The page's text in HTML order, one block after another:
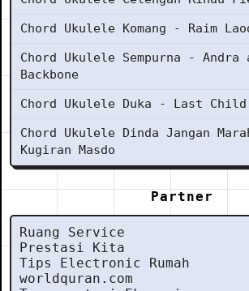
Chord Ukulele Komang - Raim
Chord Ukulele Sempurna - Andra
Backbone
Chord Ukulele Duka - Last Child
Chord Ukulele Dinda Jangan
Kugiran Masdo
Partner
Ruang Service
Prestasi Kita
Tips Electronic Rumah
worldquran.com